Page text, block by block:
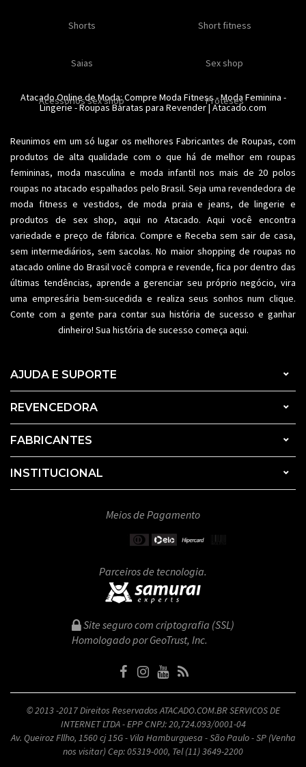
Moda feminina Moda íntima
Moda fitness Moda praia
Plus size Acessórios femininos
Acessórios masculinos Moda íntima
Calcinhas Soutiens
Conjuntos Modeladores
Shorts Short fitness
Saias Sex shop
Acessorios sex shop Proteses
Ofertas Roupas para revender
Atacado Online de Moda: Compre Moda Fitness-Moda Feminina -
Lingerie-Roupas Baratas para Revender| Atacado.com
Reunimos em um só lugar os melhoresFabricantes de Roupas, com
produtos de alta qualidade com o que há de melhor em roupas
femininas, moda masculina e moda infantil nos mais de 20 polos
roupas no atacado espalhados pelo Brasil. Seja uma revendedora de
moda fitness e vestidos, de moda praia e jeans, de lingerie e
produtos de sex shop, aqui no Atacado. Aqui você encontra
variedade e preço de fábrica. Compre e Receba sem sair de casa,
sem intermediários, sem sacolas. No maior shopping de roupas no
atacado online do Brasil você compra e revende, fica por dentro das
últimas tendências, aprende a gerenciar seu próprio negócio, vira
uma empresária bem-sucedida e realiza seus sonhos num clique.
Conte com a gente para contar sua história de sucesso e ganhar
dinheiro! Sua história de sucesso começa aqui.
AJUDA E SUPORTE
REVENCEDORA
FABRICANTES
INSTITUCIONAL
Meios de Pagamento
Parceiros de tecnologia.
Site seguro com criptografia (SSL)
Homologado por GeoTrust, Inc.
© 2013 -2017 Direitos Reservados ATACADO.COM.BR SERVICOS DE
INTERNET LTDA - EPP CNPJ: 20,724.093/0001-04
Av. Queiroz Fllho, 1560 cj 15G - Vila Hamburguesa - São Paulo - SP (Venha
nos visitar) Cep: 05319-000, Tel (11) 3649-2200